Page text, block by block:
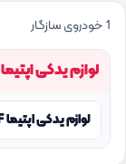
1 خودروی سازگار
لوازم یدکی اپتیما
لوازم یدکی اپتیما TF (از سال 2011 تا 2016)